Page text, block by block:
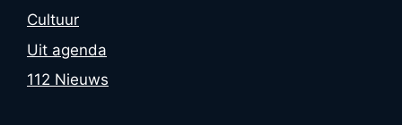
Cultuur
Uit agenda
112 Nieuws